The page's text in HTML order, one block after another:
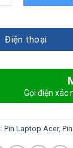
Điện thoại
Gọi điện xác
Pin Laptop Acer,